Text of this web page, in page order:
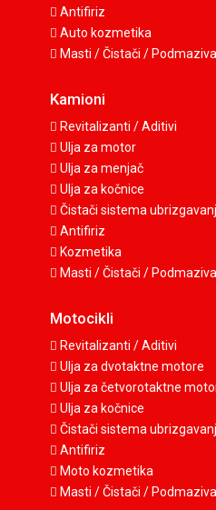
Antifiriz
Auto kozmetika
Masti / Čistači /
Kamioni
Revitalizanti / Aditivi
Ulja za motor
Ulja za menjač
Ulja za kočnice
Čistači sistema
Antifiriz
Kozmetika
Masti / Čistači /
Motocikli
Revitalizanti / Aditivi
Ulja za dvotaktne motore
Ulja za četvorotaktne
Ulja za kočnice
Čistači sistema
Antifiriz
Moto kozmetika
Masti / Čistači /